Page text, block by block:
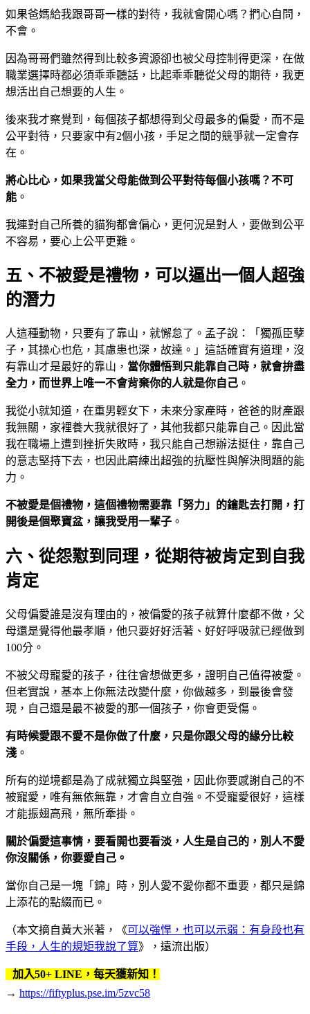
如果爸媽給我跟哥哥一樣的對待，我就會開心嗎？捫心自問，
不會。
因為哥哥們雖然得到比較多資源卻也被父母控制得更深，在做
職業選擇時都必須乖乖聽話，比起乖乖聽從父母的期待，我更
想活出自己想要的人生。
後來我才察覺到，每個孩子都想得到父母最多的偏愛，而不是
公平對待，只要家中有2個小孩，手足之間的競爭就一定會存
在。
將心比心，如果我當父母能做到公平對待每個小孩嗎？不可
能 。
我連對自己所養的貓狗都會偏心，更何況是對人，要做到公平
不容易，要心上公平更難。
五、不被愛是禮物，可以逼出一個人超強
的潛力
人這種動物，只要有了靠山，就懈怠了。孟子說：「獨孤臣孽
子，其操心也危，其慮患也深，故達。」這話確實有道理，沒
有靠山才是最好的靠山， 當你體悟到只能靠自己時，就會拚盡
全力，而世界上唯一不會背棄你的人就是你自己 。
我從小就知道，在重男輕女下，未來分家產時，爸爸的財產跟
我無關，家裡養大我就很好了，其他我都只能靠自己。因此當
我在職場上遭到挫折失敗時，我只能自己想辦法挺住，靠自己
的意志堅持下去，也因此磨練出超強的抗壓性與解決問題的能
力。
不被愛是個禮物，這個禮物需要靠「努力」的鑰匙去打開，打
開後是個聚寶盆，讓我受用一輩子 。
六、從怨懟到同理，從期待被肯定到自我
肯定
父母偏愛誰是沒有理由的，被偏愛的孩子就算什麼都不做，父
母還是覺得他最孝順，他只要好好活著、好好呼吸就已經做到
100分。
不被父母寵愛的孩子，往往會想做更多，證明自己值得被愛。
但老實說，基本上你無法改變什麼，你做越多，到最後會發
現，自己還是最不被愛的那一個孩子，你會更受傷。
有時候愛跟不愛不是你做了什麼，只是你跟父母的緣分比較
淺 。
所有的逆境都是為了成就獨立與堅強，因此你要感謝自己的不
被寵愛，唯有無依無靠，才會自立自強。不受寵愛很好，這樣
才能振翅高飛，無所牽掛。
關於偏愛這事情，要看開也要看淡，人生是自己的，別人不愛
你沒關係，你要愛自己。
當你自己是一塊「錦」時，別人愛不愛你都不重要，都只是錦
上添花的點綴而已。
（本文摘自黃大米著，《可以強悍，也可以示弱：有身段也有
手段，人生的規矩我說了算》，遠流出版）
加入50+ LINE，每天獲新知！
→ https://fiftyplus.pse.im/5zvc58